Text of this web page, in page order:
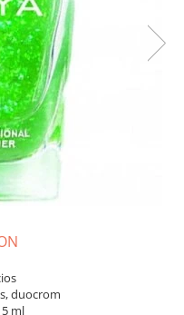
duocrom
ml